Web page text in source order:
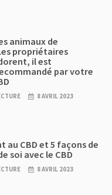
animaux de
propriétaires
il est
par votre
8 AVRIL 2023
au CBD et 5 façons de
soi avec le CBD
8 AVRIL 2023